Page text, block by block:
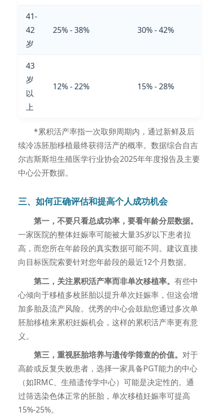
41-
42
岁
25% - 38% 30% - 42%
43
岁
以
上
12% - 22% 15% - 28%
*累积活产率指一次取卵周期内，通过新鲜及后
续冷冻胚胎移植最终获得活产的概率。数据综合自吉
尔吉斯斯坦生殖医学行业协会2025年年度报告及主要
中心公开数据。
三、如何正确评估和提高个人成功机会
第一，不要只看总成功率，要看年龄分层数据。
一家医院的整体妊娠率可能被大量35岁以下患者拉
高，而您所在年龄段的真实数据可能不同。建议直接
向目标医院索要针对您年龄段的最近12个月数据。
第二，关注累积活产率而非单次移植率。 有些中
心倾向于移植多枚胚胎以提升单次妊娠率，但这会增
加多胎及流产风险。优秀的中心会鼓励您通过多次单
胚胎移植来累积妊娠机会，这样的累积活产率更有意
义。
第三，重视胚胎培养与遗传学筛查的价值。 对于
高龄或反复失败患者，选择一家具备PGT能力的中心
（如IRMC、生殖遗传学中心）可能是决定性的。通
过筛选染色体正常的胚胎，单次移植妊娠率可提高
15%-25%。